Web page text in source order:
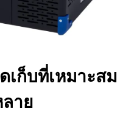
เก็บที่เหมาะสม
าย